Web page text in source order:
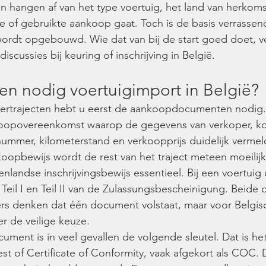
hangen af van het type voertuig, het land van
of gebruikte aankoop gaat. Toch is de basis
opgebouwd. Wie dat van bij de start goed doet,
bij keuring of inschrijving in België.
nodig voertuigimport in België?
hebt u eerst de aankoopdocumenten
waarop de gegevens van verkoper,
kilometerstand en verkoopprijs duidelijk
wordt de rest van het traject meteen
inschrijvingsbewijs essentieel. Bij een
I en Teil II van de Zulassungsbescheinigung. Beide
denken dat één document volstaat, maar voor
de veilige keuze.
is in veel gevallen de volgende sleutel. Dat is
of Certificate of Conformity, vaak afgekort als COC.